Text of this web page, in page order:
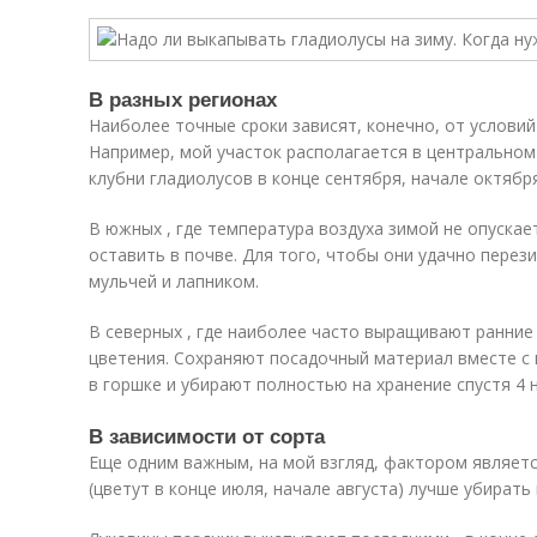
В разных регионах
Наиболее точные сроки зависят, конечно, от
Например, мой участок располагается в
клубни гладиолусов в конце сентября, начале
В южных , где температура воздуха зимой не
оставить в почве. Для того, чтобы они удачно
мульчей и лапником.
В северных , где наиболее часто выращивают
цветения. Сохраняют посадочный материал вместе
в горшке и убирают полностью на хранение спустя 4
В зависимости от сорта
Еще одним важным, на мой взгляд, фактором
(цветут в конце июля, начале августа) лучше